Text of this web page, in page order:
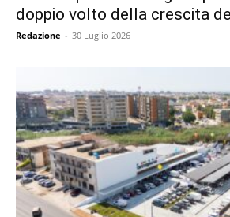
doppio volto della crescita
Redazione - 30 Luglio 2026